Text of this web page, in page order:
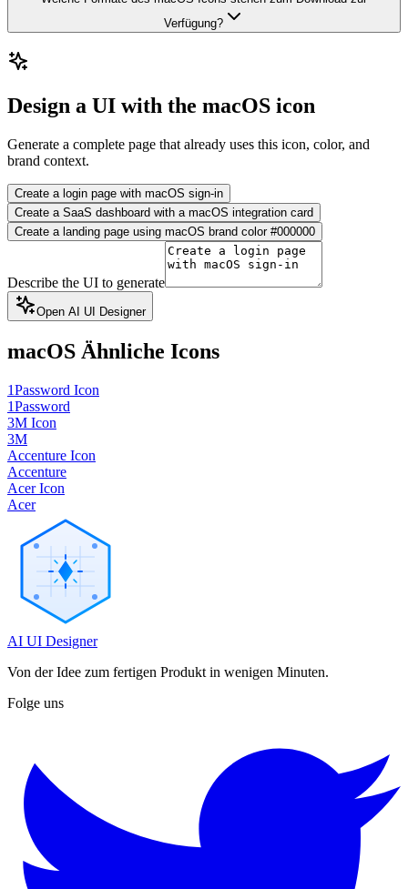
Verfügung?
Design a UI with the macOS icon
Generate a complete page that already uses this icon, color, and
brand context.
Create a login page with macOS sign-in
Create a SaaS dashboard with a macOS integration card
Create a landing page using macOS brand color #000000
Describe the UI to generate
Open AI UI Designer
macOS Ähnliche Icons
1Password Icon
1Password
3M Icon
3M
Accenture Icon
Accenture
Acer Icon
Acer
AI UI Designer
Von der Idee zum fertigen Produkt in wenigen Minuten.
Folge uns